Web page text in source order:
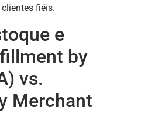
fiéis.
e
by
vs.
Merchant